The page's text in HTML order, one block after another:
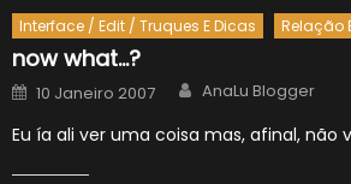
Interface / Edit / Truques E Dicas Relação
now what…?
Posted
on
10 Janeiro 2007 Author
AnaLu Blogger
Eu ía ali ver uma coisa mas, afinal, não